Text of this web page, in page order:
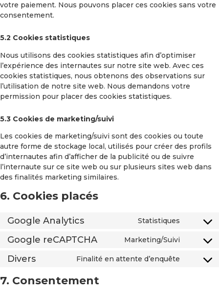
votre paiement. Nous pouvons placer ces cookies sans votre
consentement.
5.2 Cookies statistiques
Nous utilisons des cookies statistiques afin d’optimiser
l’expérience des internautes sur notre site web. Avec ces
cookies statistiques, nous obtenons des observations sur
l’utilisation de notre site web. Nous demandons votre
permission pour placer des cookies statistiques.
5.3 Cookies de marketing/suivi
Les cookies de marketing/suivi sont des cookies ou toute
autre forme de stockage local, utilisés pour créer des profils
d’internautes afin d’afficher de la publicité ou de suivre
l’internaute sur ce site web ou sur plusieurs sites web dans
des finalités marketing similaires.
6. Cookies placés
Google Analytics Statistiques
Google reCAPTCHA Marketing/Suivi
Divers Finalité en attente d’enquête
7. Consentement